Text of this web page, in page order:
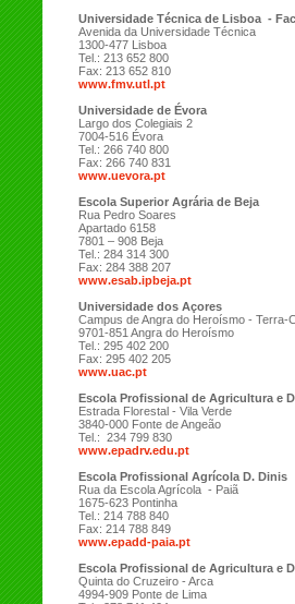
Universidade Técnica de Lisboa -
Avenida da Universidade Técnica
1300-477 Lisboa
Tel.: 213 652 800
Fax: 213 652 810
www.fmv.utl.pt
Universidade de Évora
Largo dos Colegiais 2
7004-516 Évora
Tel.: 266 740 800
Fax: 266 740 831
www.uevora.pt
Escola Superior Agrária de Beja
Rua Pedro Soares
Apartado 6158
7801 – 908 Beja
Tel.: 284 314 300
Fax: 284 388 207
www.esab.ipbeja.pt
Universidade dos Açores
Campus de Angra do Heroísmo - Terra-
9701-851 Angra do Heroísmo
Tel.: 295 402 200
Fax: 295 402 205
www.uac.pt
Escola Profissional de Agricultura e
Estrada Florestal - Vila Verde
3840-000 Fonte de Angeão
Tel.: 234 799 830
www.epadrv.edu.pt
Escola Profissional Agrícola D. Dinis
Rua da Escola Agrícola - Paiã
1675-623 Pontinha
Tel.: 214 788 840
Fax: 214 788 849
www.epadd-paia.pt
Escola Profissional de Agricultura e
Quinta do Cruzeiro - Arca
4994-909 Ponte de Lima